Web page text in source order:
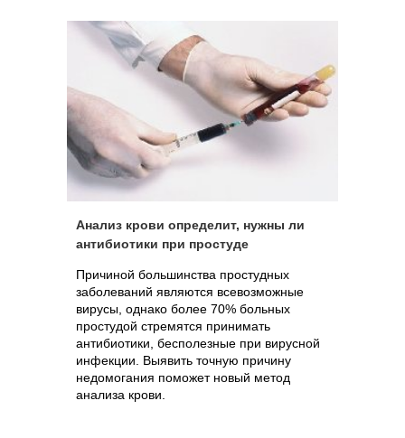
Анализ крови определит, нужны ли
антибиотики при простуде
Причиной большинства простудных
заболеваний являются всевозможные
вирусы, однако более 70% больных
простудой стремятся принимать
антибиотики, бесполезные при вирусной
инфекции. Выявить точную причину
недомогания поможет новый метод
анализа крови.